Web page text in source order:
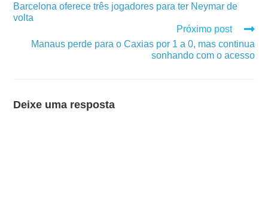
Barcelona oferece três jogadores para ter Neymar de
volta
Próximo post
Manaus perde para o Caxias por 1 a 0, mas continua
sonhando com o acesso
Deixe uma resposta